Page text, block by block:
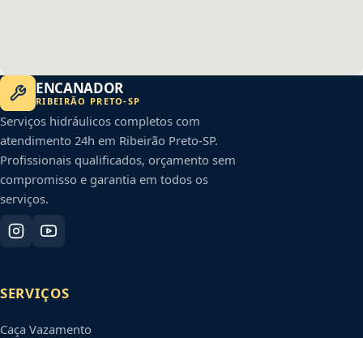
ENCANADOR
RIBEIRÃO PRETO-SP
Serviços hidráulicos completos com
atendimento 24h em Ribeirão Preto-SP.
Profissionais qualificados, orçamento sem
compromisso e garantia em todos os
serviços.
SERVIÇOS
Caça Vazamento